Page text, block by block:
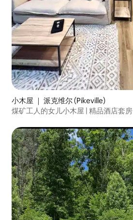
小木屋 ｜ 派克维尔 (Pikeville)
煤矿工人的女儿小木屋 | 精品酒店套房